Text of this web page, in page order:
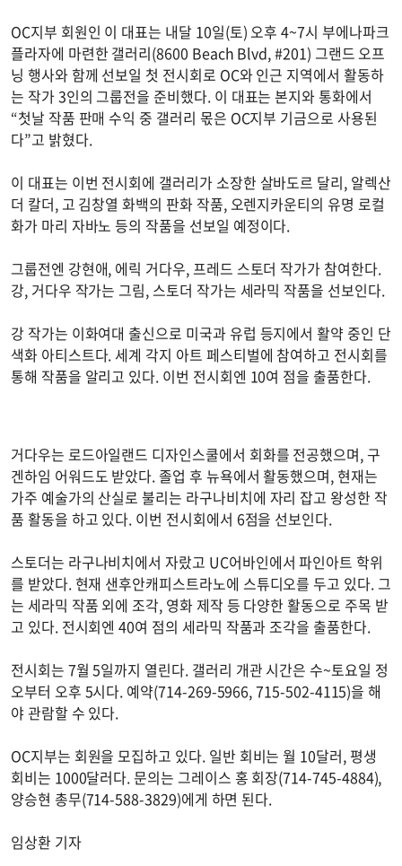
OC지부 회원인 이 대표는 내달 10일(토) 오후 4~7시 부에나파크
플라자에 마련한 갤러리(8600 Beach Blvd, #201) 그랜드 오프
닝 행사와 함께 선보일 첫 전시회로 OC와 인근 지역에서 활동하
는 작가 3인의 그룹전을 준비했다. 이 대표는 본지와 통화에서
“첫날 작품 판매 수익 중 갤러리 몫은 OC지부 기금으로 사용된
다”고 밝혔다.
이 대표는 이번 전시회에 갤러리가 소장한 살바도르 달리, 알렉산
더 칼더, 고 김창열 화백의 판화 작품, 오렌지카운티의 유명 로컬
화가 마리 자바노 등의 작품을 선보일 예정이다.
그룹전엔 강현애, 에릭 거다우, 프레드 스토더 작가가 참여한다.
강, 거다우 작가는 그림, 스토더 작가는 세라믹 작품을 선보인다.
강 작가는 이화여대 출신으로 미국과 유럽 등지에서 활약 중인 단
색화 아티스트다. 세계 각지 아트 페스티벌에 참여하고 전시회를
통해 작품을 알리고 있다. 이번 전시회엔 10여 점을 출품한다.
거다우는 로드아일랜드 디자인스쿨에서 회화를 전공했으며, 구
겐하임 어워드도 받았다. 졸업 후 뉴욕에서 활동했으며, 현재는
가주 예술가의 산실로 불리는 라구나비치에 자리 잡고 왕성한 작
품 활동을 하고 있다. 이번 전시회에서 6점을 선보인다.
스토더는 라구나비치에서 자랐고 UC어바인에서 파인아트 학위
를 받았다. 현재 샌후안캐피스트라노에 스튜디오를 두고 있다. 그
는 세라믹 작품 외에 조각, 영화 제작 등 다양한 활동으로 주목 받
고 있다. 전시회엔 40여 점의 세라믹 작품과 조각을 출품한다.
전시회는 7월 5일까지 열린다. 갤러리 개관 시간은 수~토요일 정
오부터 오후 5시다. 예약(714-269-5966, 715-502-4115)을 해
야 관람할 수 있다.
OC지부는 회원을 모집하고 있다. 일반 회비는 월 10달러, 평생
회비는 1000달러다. 문의는 그레이스 홍 회장(714-745-4884),
양승현 총무(714-588-3829)에게 하면 된다.
임상환 기자